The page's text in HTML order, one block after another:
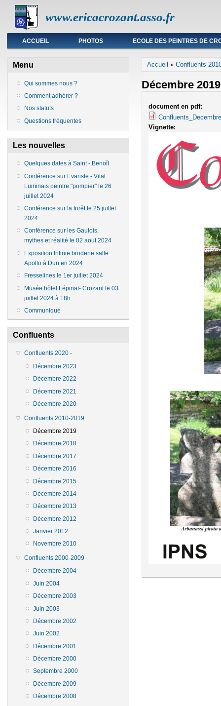
www.ericacrozant.asso.fr
Menu principal
ACCUEIL PHOTOS ECOLE DES PEINTRES DE
Menu
Qui sommes nous ?
Comment adhérer ?
Nos statuts
Questions fréquentes
Les nouvelles
Quelques dates à Saint - Benoît
Conférence sur Evariste - Vital
Luminais peintre "pompier" le 26
juillet 2024
Conférence sur la forêt le 25 juillet
2024
Conférence sur les Gaulois,
mythes et réalité le 02 aout 2024
Exposition Infinie broderie salle
Apollo à Dun en 2024
Fresselines le 1er juillet 2024
Musée hôtel Lépinat- Crozant le 03
juillet 2024 à 18h
Communiqué
Confluents
Confluents 2020 -
Décembre 2023
Décembre 2022
Décembre 2021
Décembre 2020
Confluents 2010-2019
Décembre 2019
Décembre 2018
Décembre 2017
Décembre 2016
Décembre 2015
Décembre 2014
Décembre 2013
Décembre 2012
Janvier 2012
Novembre 2010
Confluents 2000-2009
Décembre 2004
Juin 2004
Décembre 2003
Juin 2003
Décembre 2002
Juin 2002
Décembre 2001
Décembre 2000
Septembre 2000
Décembre 2009
Décembre 2008
Vous êtes ici
Accueil » Confluents
Décembre 2019
document en pdf:
Vignette: